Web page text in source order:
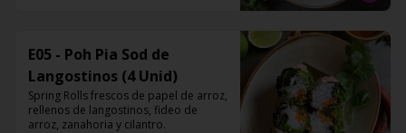
E05 - Poh Pia Sod de
Langostinos (4 Unid)
Spring Rolls frescos de papel de arroz,
rellenos de langostinos, fideo de
arroz, zanahoria y cilantro.